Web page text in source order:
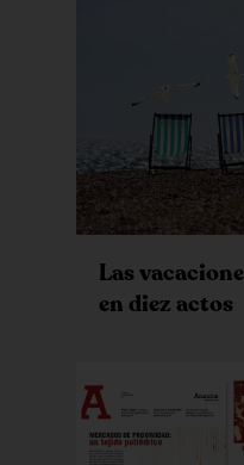
Las
en diez actos